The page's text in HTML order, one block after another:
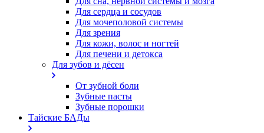
Для сердца и сосудов
Для мочеполовой системы
Для зрения
Для кожи, волос и ногтей
Для печени и детокса
Для зубов и дёсен
От зубной боли
Зубные пасты
Зубные порошки
Тайские БАДы